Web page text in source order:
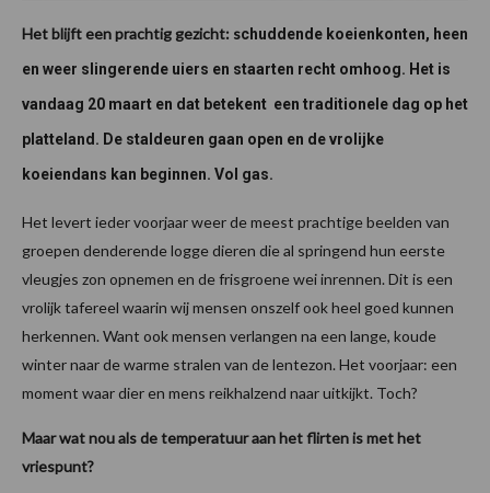
Het blijft een prachtig gezicht: schuddende koeienkonten, heen
en weer slingerende uiers en staarten recht omhoog. Het is
vandaag 20 maart en dat betekent een traditionele dag op het
platteland. De staldeuren gaan open en de vrolijke
koeiendans kan beginnen. Vol gas.
Het levert ieder voorjaar weer de meest prachtige beelden van
groepen denderende logge dieren die al springend hun eerste
vleugjes zon opnemen en de frisgroene wei inrennen. Dit is een
vrolijk tafereel waarin wij mensen onszelf ook heel goed kunnen
herkennen. Want ook mensen verlangen na een lange, koude
winter naar de warme stralen van de lentezon. Het voorjaar: een
moment waar dier en mens reikhalzend naar uitkijkt. Toch?
Maar wat nou als de temperatuur aan het flirten is met het
vriespunt?